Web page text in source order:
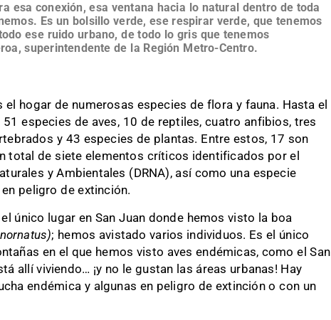
esa conexión, esa ventana hacia lo natural dentro de toda
Es un bolsillo verde, ese respirar verde, que tenemos
ese ruido urbano, de todo lo gris que tenemos
superintendente de la Región Metro-Centro.
el hogar de numerosas especies de flora y fauna. Hasta el
especies de aves, 10 de reptiles, cuatro anfibios, tres
y 43 especies de plantas. Entre estos, 17 son
total de siete elementos críticos identificados por el
y Ambientales (DRNA), así como una especie
peligro de extinción.
único lugar en San Juan donde hemos visto la boa
; hemos avistado varios individuos. Es el único
en el que hemos visto aves endémicas, como el San
allí viviendo… ¡y no le gustan las áreas urbanas! Hay
endémica y algunas en peligro de extinción o con un